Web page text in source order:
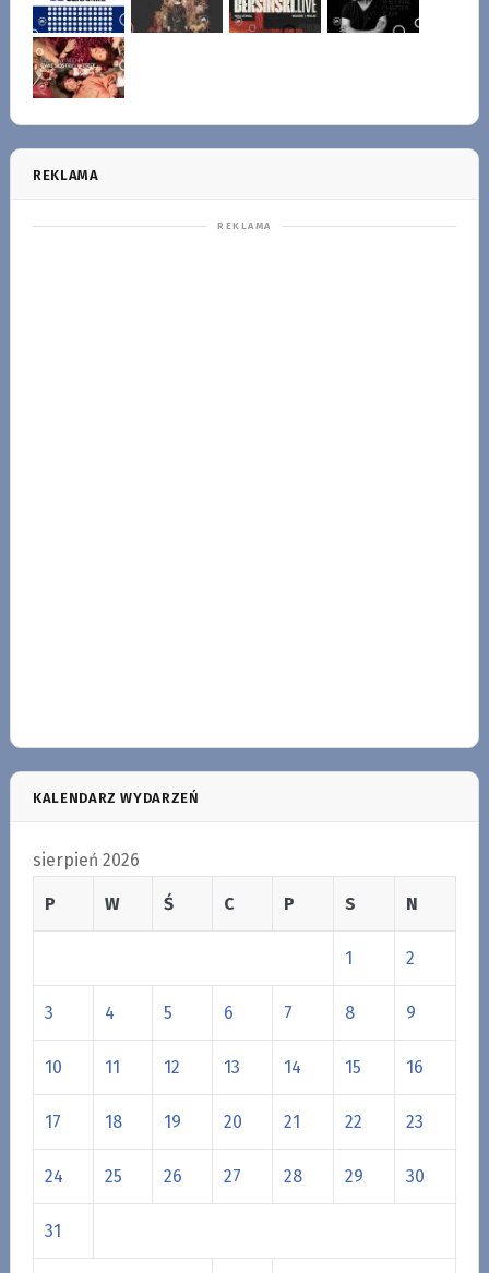
REKLAMA
KALENDARZ WYDARZEŃ
sierpień 2026
P W Ś C P S N
1 2
3 4 5 6 7 8 9
10 11 12 13 14 15 16
17 18 19 20 21 22 23
24 25 26 27 28 29 30
31